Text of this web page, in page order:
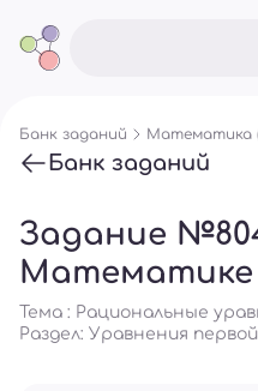
Банк заданий Математика
Банк заданий
Задание
Математике
Тема : Рациональные
Раздел: Уравнения